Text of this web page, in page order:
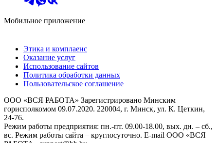
Мобильное приложение
Этика и комплаенс
Оказание услуг
Использование сайтов
Политика обработки данных
Пользовательское соглашение
ООО «ВСЯ РАБОТА» Зарегистрировано Минским
горисполкомом 09.07.2020. 220004, г. Минск, ул. К. Цеткин,
24-76.
Режим работы предприятия: пн.-пт. 09.00-18.00, вых. дн. – сб.,
вс. Режим работы сайта – круглосуточно. E-mail ООО «ВСЯ